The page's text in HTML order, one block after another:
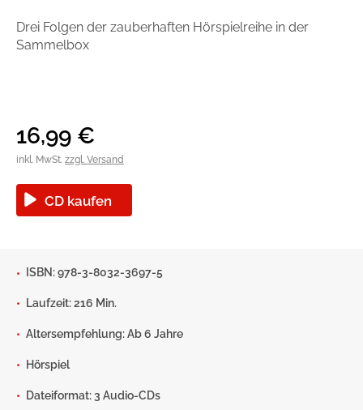
Man sieht sich
Zum Titel
Ratgeber und Sachbuch
Gib dem Monster keine Schokolade
Handel
Autorinnen und Autoren
Drei Folgen der zauberhaften Hörspielreihe in der
Sammelbox
16,99 €
inkl. MwSt. zzgl. Versand
CD kaufen
ISBN: 978-3-8032-3697-5
Laufzeit: 216 Min.
Altersempfehlung: Ab 6 Jahre
Hörspiel
Dateiformat: 3 Audio-CDs